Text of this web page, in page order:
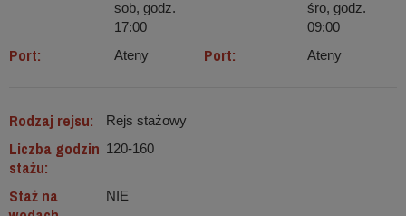
sob, godz.
17:00
śro, godz.
09:00
Port: Ateny Port: Ateny
Rodzaj rejsu: Rejs stażowy
Liczba godzin
stażu:
120-160
Staż na
NIE